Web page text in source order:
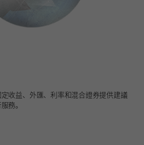
收益、外匯、利率和混合證券提供建議
務。